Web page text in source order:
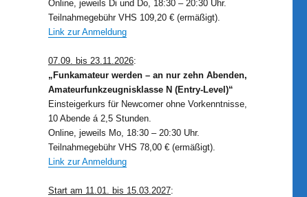
Online, jeweils Di und Do, 18:30 – 20:30 Uhr.
Teilnahmegebühr VHS 109,20 € (ermäßigt).
Link zur Anmeldung
07.09. bis 23.11.2026:
„Funkamateur werden – an nur zehn Abenden,
Amateurfunkzeugnisklasse N (Entry-Level)“
Einsteigerkurs für Newcomer ohne Vorkenntnisse,
10 Abende á 2,5 Stunden.
Online, jeweils Mo, 18:30 – 20:30 Uhr.
Teilnahmegebühr VHS 78,00 € (ermäßigt).
Link zur Anmeldung
Start am 11.01. bis 15.03.2027: